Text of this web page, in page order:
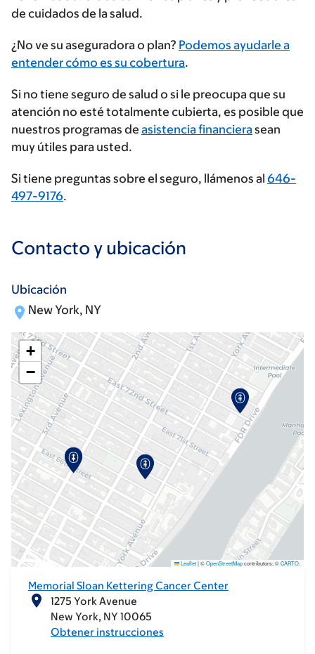
de cuidados de la salud.
Ingrese
su
de
seguros
¿No ve su aseguradora o plan? Podemos ayudarle a
entender cómo es su cobertura.
Si no tiene seguro de salud o si le preocupa que su
atención no esté totalmente cubierta, es posible que
nuestros programas de asistencia financierasean
muy útiles para usted.
Si tiene preguntas sobre el seguro, llámenos al 646-
497-9176.
Contacto y ubicación
Ubicación
New York, NY
Memorial Sloan Kettering Cancer Center
1275 York Avenue
New York NY 10065
Obtener instrucciones
+
−
Leaflet|©OpenStreetMapcontributors; ©CARTO